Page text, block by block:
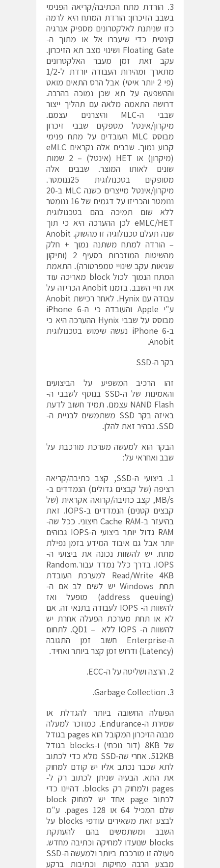
3. הורדת מתח הכתיבה/קריאה הפנימי
בשבב הזיכרון: הורדת המתח היא לרמה
כזו שניתנת לאלקטרונים מספיק אנרגיה
קינטית כדי שיעברו אל או מתוך ה-
Floating Gate ושינוי מצב תא הזיכרון.
עקב זאת זמן מעבר האלקטרונים
מתארך ומהירות העבודה יורדת ל-1/2
(פי 2 יותר איטי) אבל הרס התאים מואט
וההשפעה על תא שכן נמוכה בהרבה.
דרושה התאמה מלאה עם תהליך ייצור
שבבי ה-MLC והיצרנים עצמם.
מיקרון/אינטל מספקים שבבי זיכרון
מבוסס MLC העובדים על מתח פנימי
קבוע נמוך. שבבים אלה נקראים eMLC
(מיקרון) או HET (אינטל) – 2 שמות
שונים לאותו המוצר. שבבים אלה
מסופקים בטכנולוגית 25ננומטר.
מיקרון/אינטל מייצרים כשנה MLC ב-20
ננומטר והכריזו על דגמים של 16 ננומטר
ללא שום תמיכה בהם בטכנולוגית
eMLC/HET לכן ההערכה היא כי תוך
שנה תעלם טכנולוגיה זו מהשוק. Anobit
– הורדה למתח משתנה נמוך + חלק
מהשיטות המוזכרות בסעיף 2 (ותיקון
שגיאות עקב שינויי טמפרטורה). התאמת
המתח הנמוך לכול block מאריכה עוד
את חיי השבב. בזמנו Anobit הכריזה על
עבודה עם Hynix. לאחר רכישת Anobit
ע"י Apple והעובדה כי ה-iPhone 6
מבוסס על שבבי Hynix ההערכה היא כי
ב-iPhone 6 נעשה שימוש בטכנולוגית
Anobit.
בקר ה-SSD
זהו הרכיב המשפיע על הביצועים
והאמינות של ה-SSD בנוסף לשבבי ה-
NAND Flash עצמם. תמיד חשוב לדעת
באיזה בקר SSD משתמשים לבניית ה-
SSD. נבהיר זאת להלן.
הבקר הוא למעשה מערכת מורכבת על
שבב ואחראי על:
1. ביצועי ה-SSD, קצב כתיבה/קריאה
רציפה (של קבצים גדולים) הנמדדים ב-
MB/s, קצב כתיבה/קרואה אקראית (של
קבצים קטנים) הנמדדים ב-IOPS. זאת
בהיעזר ב-Cache RAM חיצוני. ככל שה-
RAM גדול יותר ביצועי ה-IOPS גבוהים
יותר אבל גם איבוד המידע בזמן נפילת
מתח. יש להשוות נכונה את ביצועי ה-
IOPS. בדרך כלל נמדד עבור.Random
Read/Write 4KB למערכת העובדת
תחת Windows יש לשים לב אם ה-
(address queuing) מופעל ואז
להשוות ה- IOPS לעבודה בתנאי זה. אם
לא או תחת מערכת הפעלה אחרת יש
להשוות ה- IOPS ללא – QD1. לתחום
ה-Enterprise חשוב זמן התגובה
(Latency) ודרוש זמן קצר ביותר ואחיד.
2. הרצה ושליטה על ה-ECC.
3. Garbage Collection.
הפעולה החשובה ביותר להגדלת או
שמירת ה-Endurance. כמוזכר למעלה
מבנה הזיכרון המקובל הוא pages בגודל
של 8KB (דור נוכחי) ו-blocks בגודל
512KB. אחרי שה-SSD מלא כדי לכתוב
לתא שכבר נכתב אליו יש קודם למחוק
את התא. הבעיה שניתן לכתוב רק ל-
pages ולמחוק רק blocks. דהיינו כדי
לכתוב page אחד יש למחוק block
שלם המכיל 64 או 128 pages. ע"מ
לבצע זאת משאירים עודפי blocks על
השבב ומשתמשים בהם להעתקת
blocks שנועדו למחיקה וכתיבה מחדש.
פעולה זו מורכבת ביותר ולמעשה ה-SSD
מבצע הרבה מחיקות וכתיבות ברקע